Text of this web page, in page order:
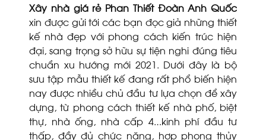
Xây nhà giá rẻ Phan Thiết Đoàn Anh Quốc
xin được gửi tới các bạn đọc giả những thiết
kế nhà đẹp với phong cách kiến trúc hiện
đại, sang trọng sở hữu sự tiện nghi đúng tiêu
chuẩn xu hướng mới 2021. Dưới đây là bộ
sưu tập mẫu thiết kế đang rất phổ biến hiện
nay được nhiều chủ đầu tư lựa chọn để xây
dựng, từ phong cách thiết kế nhà phố, biệt
thự, nhà ống, nhà cấp 4…kinh phí đầu tư
thấp, đầy đủ chức năng, hợp phong thủy